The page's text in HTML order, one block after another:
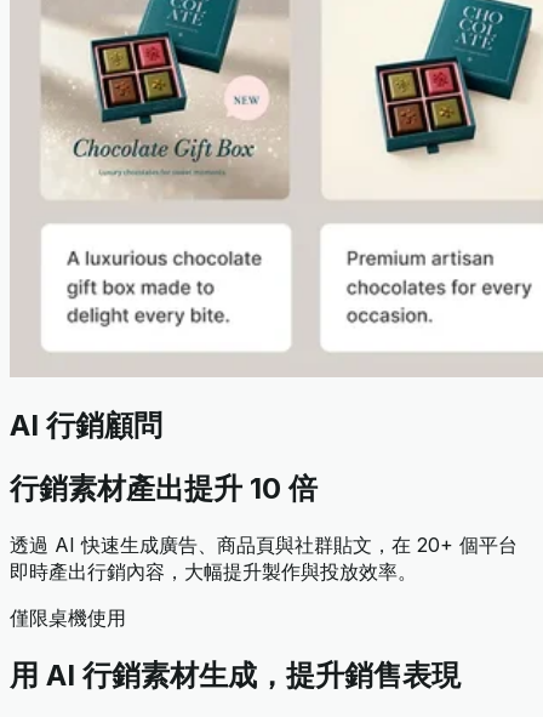
AI 行銷顧問
行銷素材產出提升 10 倍
透過 AI 快速生成廣告、商品頁與社群貼文，在 20+ 個平台
即時產出行銷內容，大幅提升製作與投放效率。
僅限桌機使用
用 AI 行銷素材生成，提升銷售表現